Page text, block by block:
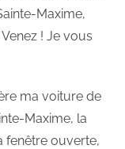
Maxime,
! Je vous
ma voiture de
Maxime, la
fenêtre ouverte,